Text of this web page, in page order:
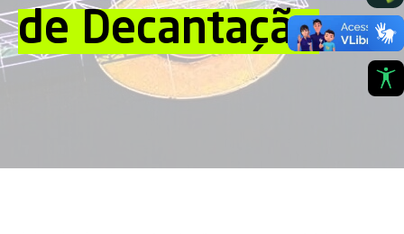
de Decantação